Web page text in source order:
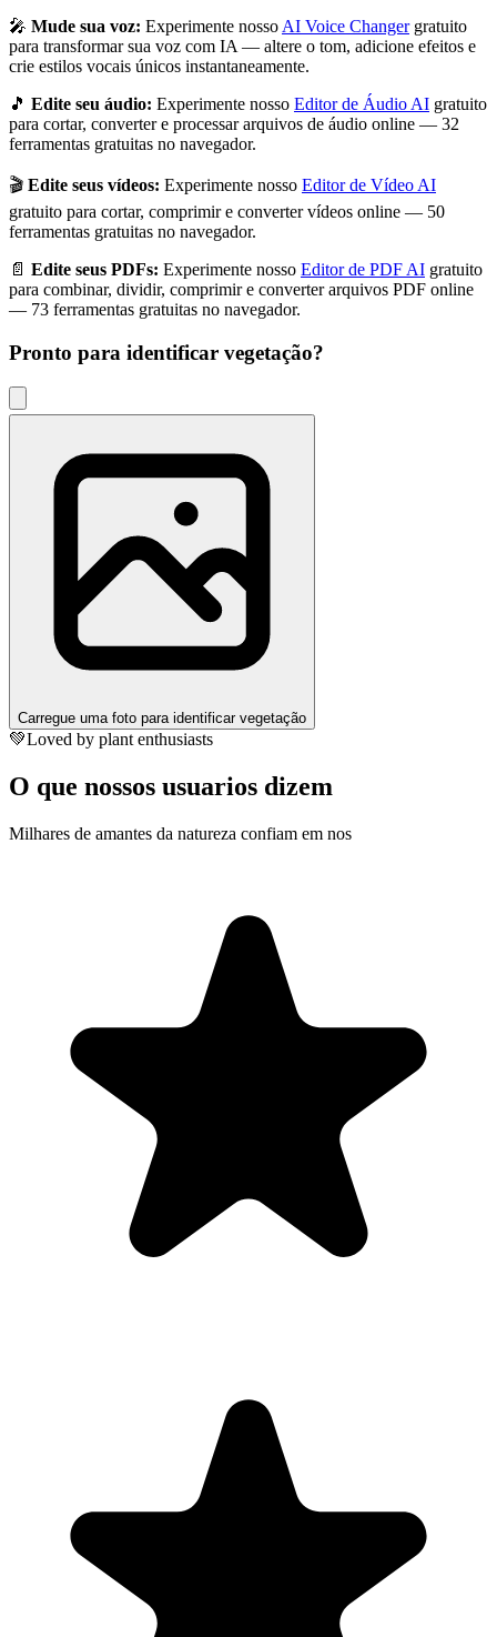
🎤 Mude sua voz: Experimente nosso AI Voice Changer gratuito
para transformar sua voz com IA — altere o tom, adicione efeitos e
crie estilos vocais únicos instantaneamente.
🎵 Edite seu áudio: Experimente nosso Editor de Áudio AI gratuito
para cortar, converter e processar arquivos de áudio online — 32
ferramentas gratuitas no navegador.
🎬 Edite seus vídeos: Experimente nosso Editor de Vídeo AI
gratuito para cortar, comprimir e converter vídeos online — 50
ferramentas gratuitas no navegador.
📄 Edite seus PDFs: Experimente nosso Editor de PDF AI gratuito
para combinar, dividir, comprimir e converter arquivos PDF online
— 73 ferramentas gratuitas no navegador.
Pronto para identificar vegetação?
Carregue uma foto para identificar vegetação
💚Loved by plant enthusiasts
O que nossos usuarios dizem
Milhares de amantes da natureza confiam em nos